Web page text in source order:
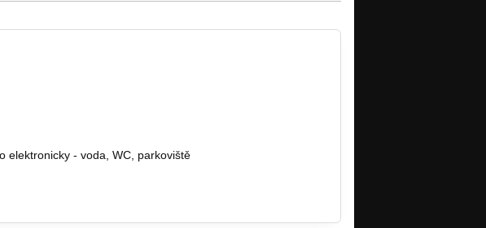
elektronicky - voda, WC, parkoviště